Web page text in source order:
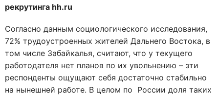
рекрутинга hh.ru
Согласно данным социологического исследования,
72% трудоустроенных жителей Дальнего Востока, в
том числе Забайкалья, считают, что у текущего
работодателя нет планов по их увольнению – эти
респонденты ощущают себя достаточно стабильно
на нынешней работе. В целом по России доля таких